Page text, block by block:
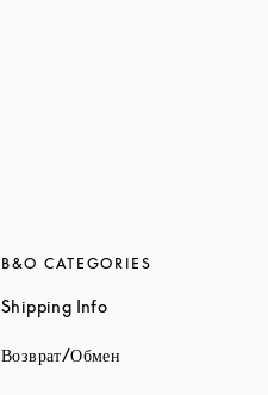
B&O CATEGORIES
Shipping InfoLink Opens in New
Возврат/Обмен